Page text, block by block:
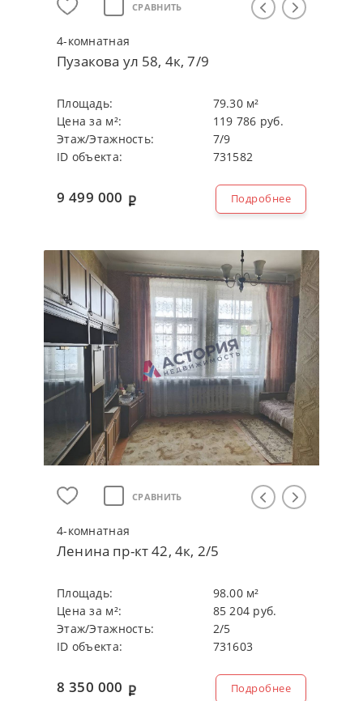
СРАВНИТЬ
4-кoмнaтнaя
Пузакова ул 58, 4к, 7/9
Плoщaдь:
79.30 м²
Цeнa зa м²:
119 786 руб.
Этaж/Этaжнocть:
7/9
ID объекта:
731582
9 499 000 Подробнее
СРАВНИТЬ
4-кoмнaтнaя
Ленина пр-кт 42, 4к, 2/5
Плoщaдь:
98.00 м²
Цeнa зa м²:
85 204 руб.
Этaж/Этaжнocть:
2/5
ID объекта:
731603
8 350 000 Подробнее